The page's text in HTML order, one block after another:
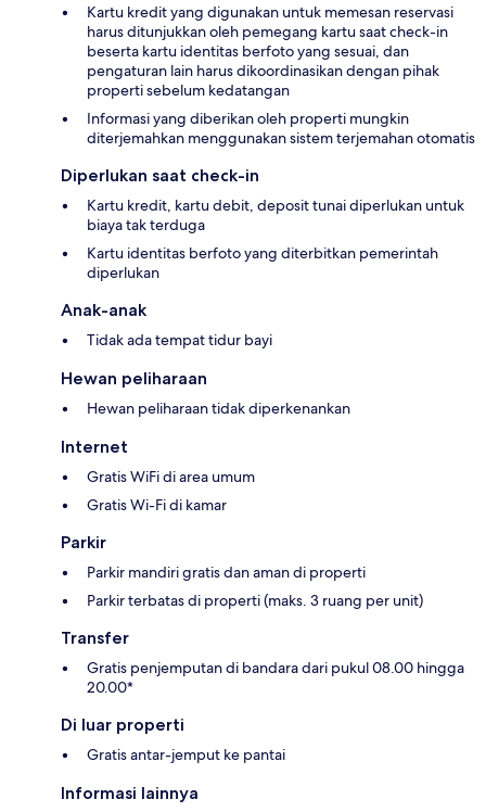
Kartu kredit yang digunakan untuk memesan reservasi
harus ditunjukkan oleh pemegang kartu saat check-in
beserta kartu identitas berfoto yang sesuai, dan
pengaturan lain harus dikoordinasikan dengan pihak
properti sebelum kedatangan
Informasi yang diberikan oleh properti mungkin
diterjemahkan menggunakan sistem terjemahan otomatis
Diperlukan saat check-in
Kartu kredit, kartu debit, deposit tunai diperlukan untuk
biaya tak terduga
Kartu identitas berfoto yang diterbitkan pemerintah
diperlukan
Anak-anak
Tidak ada tempat tidur bayi
Hewan peliharaan
Hewan peliharaan tidak diperkenankan
Internet
Gratis WiFi di area umum
Gratis Wi-Fi di kamar
Parkir
Parkir mandiri gratis dan aman di properti
Parkir terbatas di properti (maks. 3 ruang per unit)
Transfer
Gratis penjemputan di bandara dari pukul 08.00 hingga
20.00*
Di luar properti
Gratis antar-jemput ke pantai
Informasi lainnya